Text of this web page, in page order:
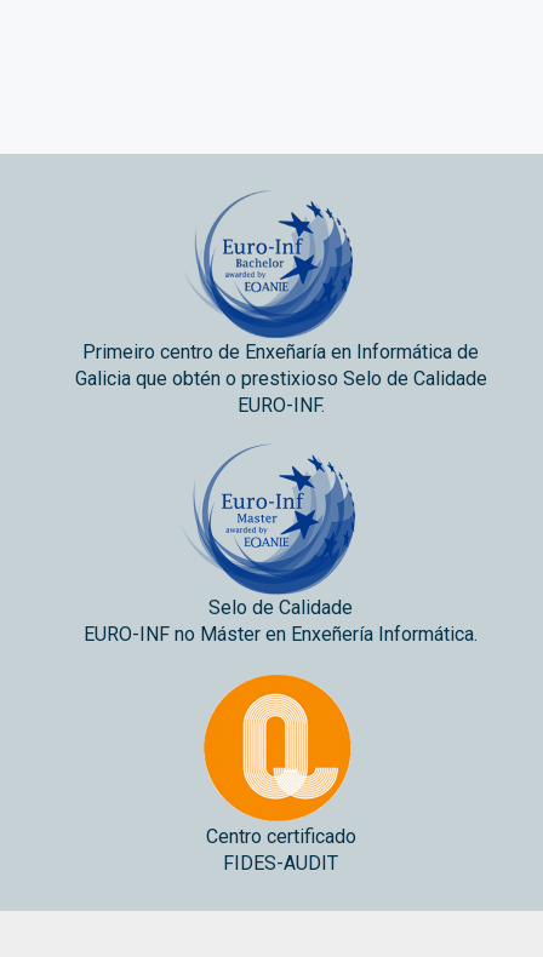
Primeiro centro de Enxeñaría en Informática de
Galicia que obtén o prestixioso Selo de Calidade
EURO-INF.
Selo de Calidade
EURO-INF no Máster en Enxeñería Informática.
Centro certificado
FIDES-AUDIT